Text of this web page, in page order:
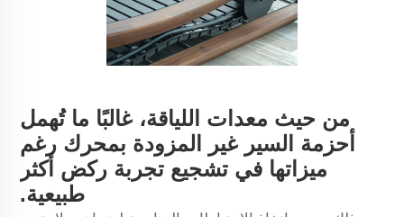
من حيث معدات اللياقة، غالبًا ما تُهمل
أحزمة السير غير المزودة بمحرك رغم
ميزاتها في تشجيع تجربة ركض أكثر
طبيعية.